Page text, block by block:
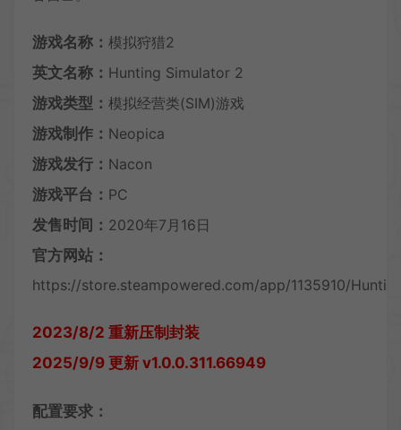
游戏名称： 模拟狩猎2
英文名称： Hunting Simulator 2
游戏类型： 模拟经营类(SIM)游戏
游戏制作： Neopica
游戏发行： Nacon
游戏平台： PC
发售时间： 2020年7月16日
官方网站：
https://store.steampowered.com/app/1135910/
2023/8/2 重新压制封装
2025/9/9 更新 v1.0.0.311.66949
配置要求：